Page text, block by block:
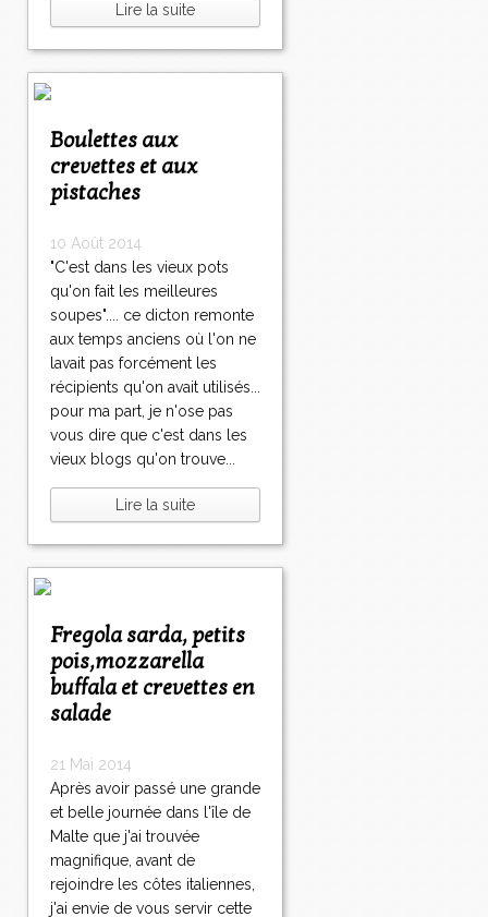
Lire la suite
Boulettes aux
crevettes et aux
pistaches
10 Août 2014
"C'est dans les vieux pots
qu'on fait les meilleures
soupes".... ce dicton remonte
aux temps anciens où l'on ne
lavait pas forcément les
récipients qu'on avait utilisés...
pour ma part, je n'ose pas
vous dire que c'est dans les
vieux blogs qu'on trouve...
Lire la suite
Fregola sarda, petits
pois,mozzarella
buffala et crevettes en
salade
21 Mai 2014
Après avoir passé une grande
et belle journée dans l'île de
Malte que j'ai trouvée
magnifique, avant de
rejoindre les côtes italiennes,
j'ai envie de vous servir cette